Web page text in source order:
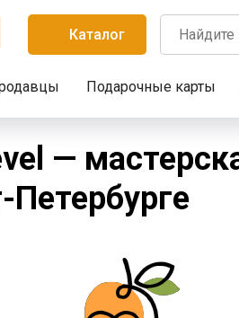
Каталог
Подарочные карты
—
Петербурге